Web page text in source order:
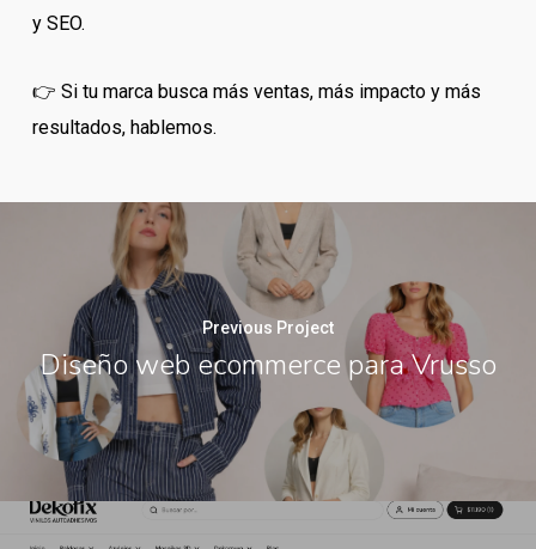
y SEO.
👉 Si tu marca busca más ventas, más impacto y más
resultados, hablemos.
Previous Project
Diseño web ecommerce para Vrusso